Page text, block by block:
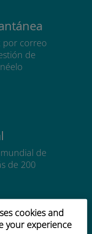
cookies and
your experience
por correo
de
de
de 200